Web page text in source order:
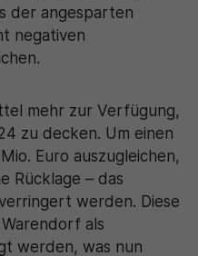
der angesparten
negativen
mehr zur Verfügung,
zu decken. Um einen
Euro auszugleichen,
Rücklage – das
werden. Diese
als
werden, was nun